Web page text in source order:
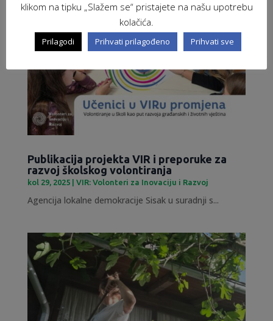
Publikacija projekta VIR i preporuke za
razvoj školskog volontiranja
kol 29, 2025| VIR: Volonteri za Inovaciju i Razvoj
Agencija lokalne demokracije Sisak u suradnji s...
klikom na tipku „Slažem se“ pristajete na našu upotrebu
kolačića.
Prilagodi Prihvati prilagođeno Prihvati sve